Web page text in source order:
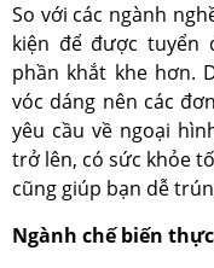
So với các ngành
kiện để được tuyển
phần khắt khe hơn.
vóc dáng nên các
yêu cầu về ngoại
trở lên, có sức khỏe
cũng giúp bạn dễ
Ngành chế biến